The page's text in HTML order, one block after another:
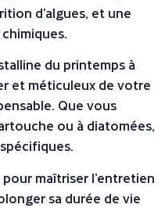
d’algues, et une
du printemps à
et méticuleux de votre
Que vous
ou à diatomées,
maîtriser l’entretien
sa durée de vie